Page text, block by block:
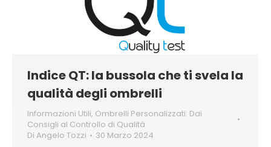
Indice QT: la bussola che ti svela la
qualità degli ombrelli
Informazioni Utili, Ombrelli Personalizzati: Dai
Consigli al Controllo di Qualità
Di Angelo Tozzi 30 Marzo 2024